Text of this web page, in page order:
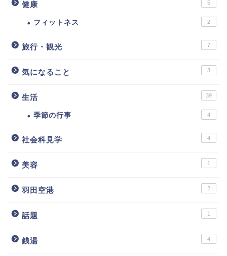
健康 5
フィットネス 2
旅行・観光 7
気になること 3
生活 39
季節の行事 4
社会科見学 4
美容 1
羽田空港 2
話題 1
銭湯 4